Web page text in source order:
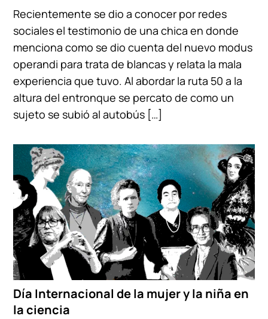
Recientemente se dio a conocer por redes
sociales el testimonio de una chica en donde
menciona como se dio cuenta del nuevo modus
operandi para trata de blancas y relata la mala
experiencia que tuvo. Al abordar la ruta 50 a la
altura del entronque se percato de como un
sujeto se subió al autobús […]
Día Internacional de la mujer y la niña en
la ciencia